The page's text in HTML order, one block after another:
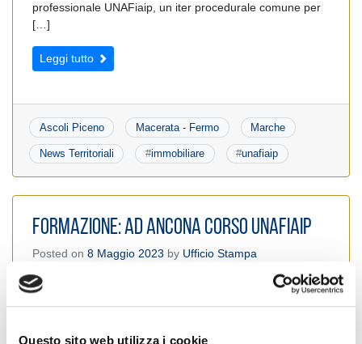
Questo sito web utilizza i cookie
professionale UNAFiaip, un iter procedurale comune per
[…]
Leggi tutto
Ascoli Piceno Macerata - Fermo Marche
News Territoriali #immobiliare #unafiaip
Formazione: Ad Ancona Corso UnaFiaip
Posted on 8 Maggio 2023 by Ufficio Stampa